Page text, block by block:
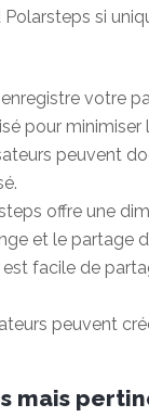
si
votre
pour
peuvent
offre une
et le partage
est facile de
peuvent
mais